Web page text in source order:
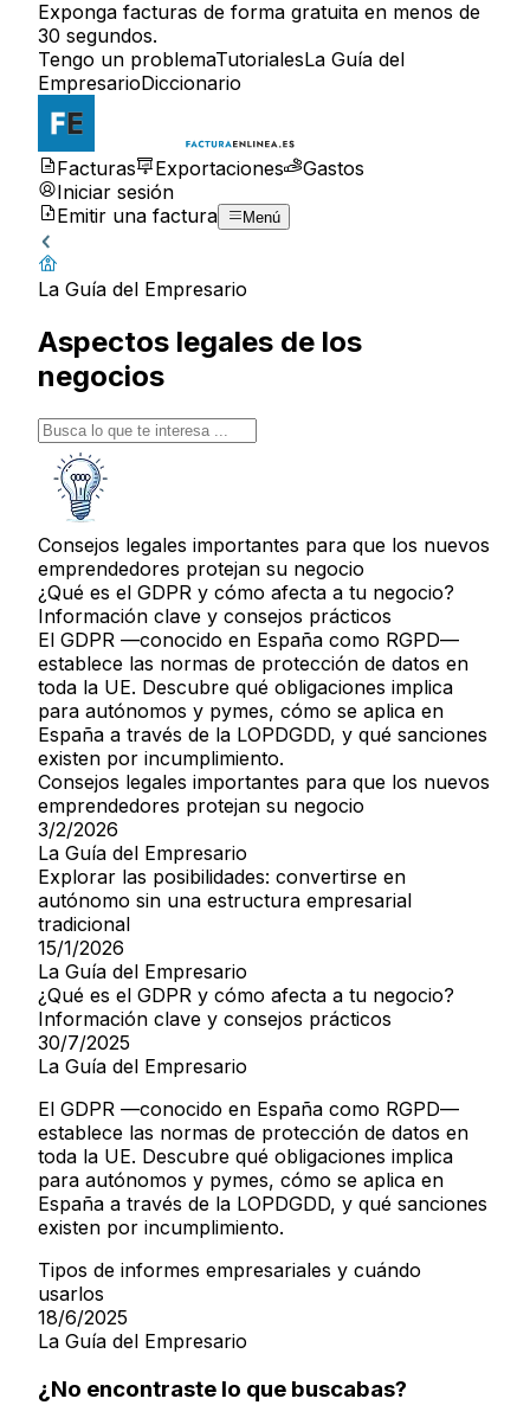
Exponga facturas de forma gratuita en menos de
30 segundos.
Tengo un problemaTutorialesLa Guía del
EmpresarioDiccionario
Facturas Exportaciones
Gastos
Iniciar sesión
Emitir una factura
Menú
La Guía del Empresario
Aspectos legales de los
negocios
Consejos legales importantes para que los nuevos
emprendedores protejan su negocio
¿Qué es el GDPR y cómo afecta a tu negocio?
Información clave y consejos prácticos
El GDPR —conocido en España como RGPD—
establece las normas de protección de datos en
toda la UE. Descubre qué obligaciones implica
para autónomos y pymes, cómo se aplica en
España a través de la LOPDGDD, y qué sanciones
existen por incumplimiento.
Consejos legales importantes para que los nuevos
emprendedores protejan su negocio
3/2/2026
La Guía del Empresario
Explorar las posibilidades: convertirse en
autónomo sin una estructura empresarial
tradicional
15/1/2026
La Guía del Empresario
¿Qué es el GDPR y cómo afecta a tu negocio?
Información clave y consejos prácticos
30/7/2025
La Guía del Empresario
El GDPR —conocido en España como RGPD—
establece las normas de protección de datos en
toda la UE. Descubre qué obligaciones implica
para autónomos y pymes, cómo se aplica en
España a través de la LOPDGDD, y qué sanciones
existen por incumplimiento.
Tipos de informes empresariales y cuándo
usarlos
18/6/2025
La Guía del Empresario
¿No encontraste lo que buscabas?